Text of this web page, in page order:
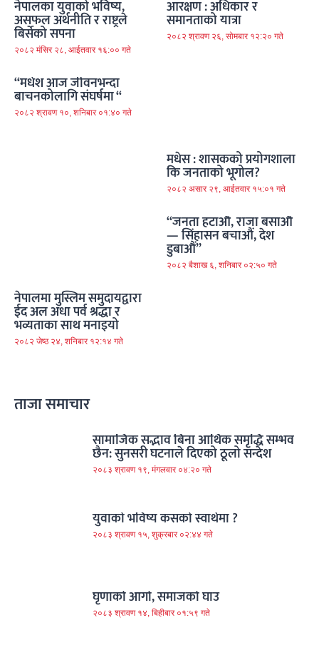
नेपालका युवाको भविष्य,
असफल अर्थनीति र राष्ट्रले
बिर्सेको सपना
२०८२ मंसिर २८, आईतवार १६:०० गते
आरक्षण : अधिकार र
समानताको यात्रा
२०८२ श्रावण २६, सोमबार १२:२० गते
“मधेश आज जीवनभन्दा
बाचनकोलागि संघर्षमा “
२०८२ श्रावण १०, शनिबार ०१:४० गते
मधेस : शासकको प्रयोगशाला
कि जनताको भूगोल?
२०८२ असार २९, आईतवार १५:०१ गते
नेपालमा मुस्लिम समुदायद्वारा
ईद अल अधा पर्व श्रद्धा र
भव्यताका साथ मनाइयो
२०८२ जेष्ठ २४, शनिबार १२:१४ गते
“जनता हटाऔं, राजा बसाऔं
— सिंहासन बचाऔं, देश
डुबाऔं”
२०८२ बैशाख ६, शनिबार ०२:५० गते
ताजा समाचार
सामाजिक सद्भाव बिना आर्थिक समृद्धि सम्भव
छैन: सुनसरी घटनाले दिएको ठूलो सन्देश
२०८३ श्रावण १९, मंगलवार ०४:२० गते
युवाको भविष्य कसको स्वार्थमा ?
२०८३ श्रावण १५, शुक्रबार ०२:४४ गते
घृणाको आगो, समाजको घाउ
२०८३ श्रावण १४, बिहीबार ०१:५९ गते